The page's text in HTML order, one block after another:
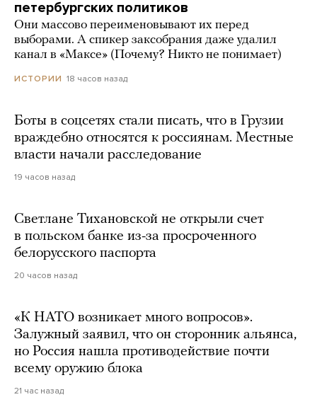
петербургских политиков
Они массово переименовывают их перед
выборами. А спикер заксобрания даже удалил
канал в «Максе» (Почему? Никто не понимает)
ИСТОРИИ 18 часов назад
Боты в соцсетях стали писать, что в Грузии
враждебно относятся к россиянам. Местные
власти начали расследование
19 часов назад
Светлане Тихановской не открыли счет
в польском банке из-за просроченного
белорусского паспорта
20 часов назад
«К НАТО возникает много вопросов».
Залужный заявил, что он сторонник альянса,
но Россия нашла противодействие почти
всему оружию блока
21 час назад